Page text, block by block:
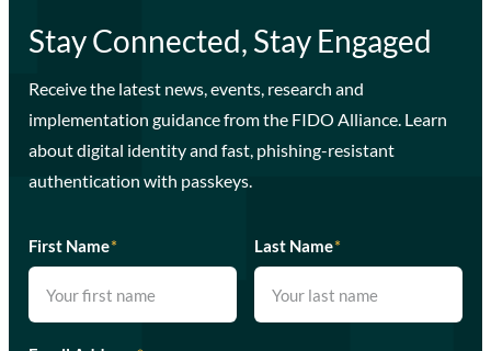
Stay Connected, Stay Engaged
Receive the latest news, events, research and
implementation guidance from the FIDO Alliance. Learn
about digital identity and fast, phishing-resistant
authentication with passkeys.
First Name* Last Name*